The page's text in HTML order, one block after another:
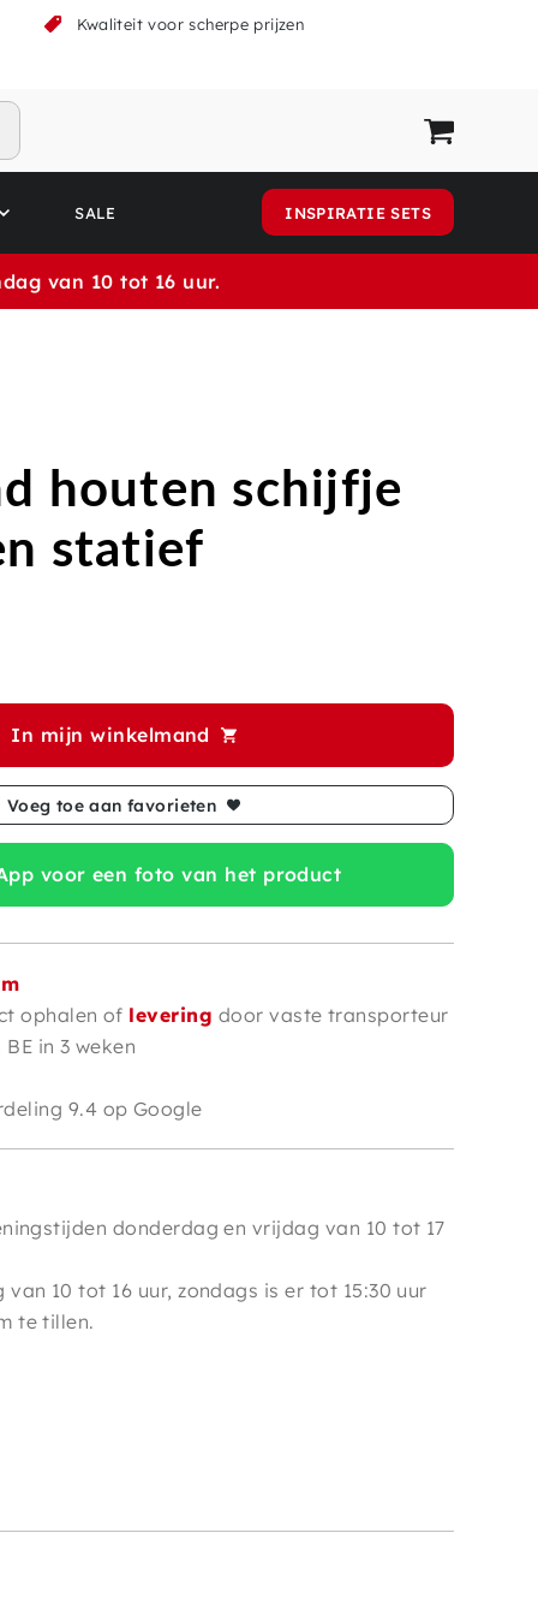
Kwaliteit voor scherpe prijzen
SALE INSPIRATIE SETS
van 10 tot 16 uur.
houten schijfje
statief
In mijn winkelmand
Voeg toe aan favorieten
voor een foto van het product
ophalen of levering door vaste transporteur
in 3 weken
9.4 op Google
donderdag en vrijdag van 10 tot 17
10 tot 16 uur, zondags is er tot 15:30 uur
te tillen.